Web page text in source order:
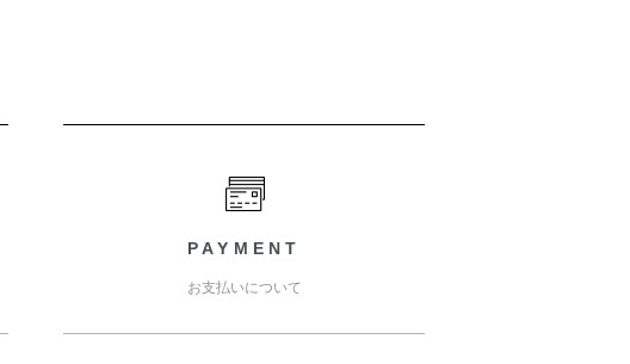
PAYMENT
お支払いについて